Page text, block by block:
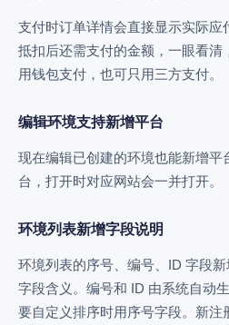
支付时订单详情会直接显示实际应
抵扣后还需支付的金额，一眼看清
用钱包支付，也可只用三方支付。
编辑环境支持新增平台
现在编辑已创建的环境也能新增平
台，打开时对应网站会一并打开。
环境列表新增字段说明
环境列表的序号、编号、ID 字段
字段含义。编号和 ID 由系统自动
要自定义排序时用序号字段。新注